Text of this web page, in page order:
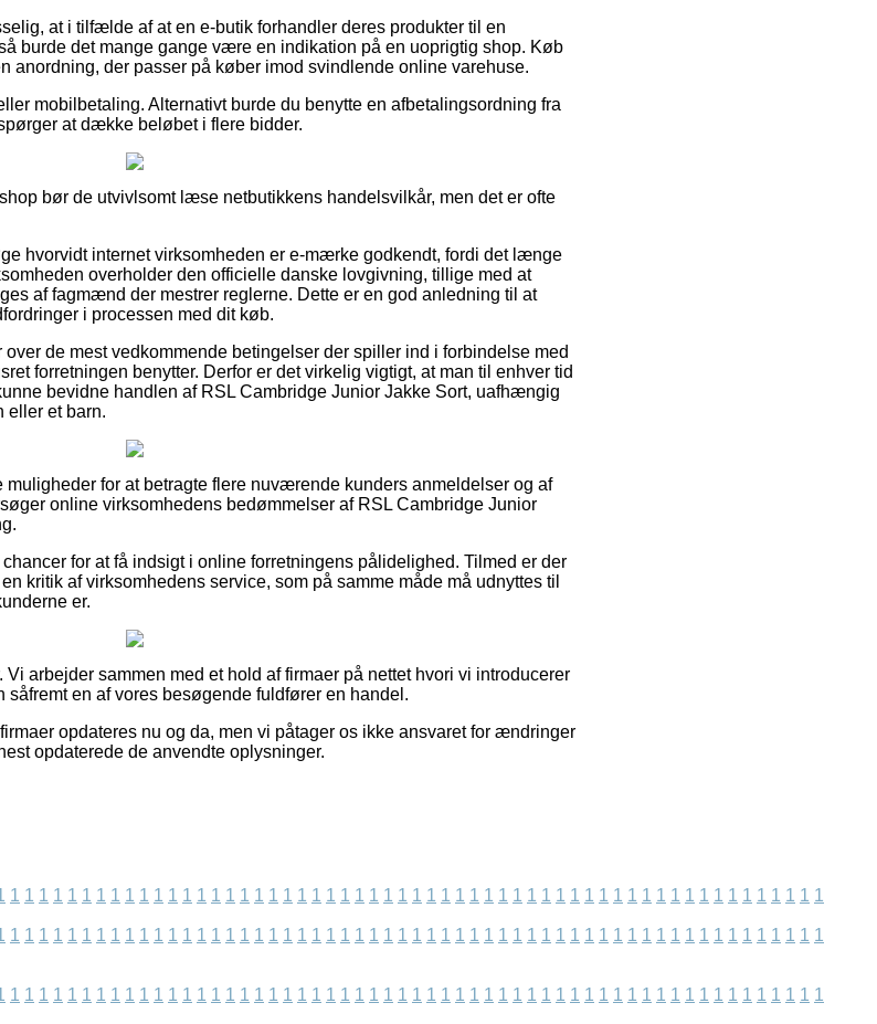
at i tilfælde af at en e-butik forhandler deres produkter til en
burde det mange gange være en indikation på en uoprigtig shop. Køb
anordning, der passer på køber imod svindlende online varehuse.
mobilbetaling. Alternativt burde du benytte en afbetalingsordning fra
at dække beløbet i flere bidder.
bør de utvivlsomt læse netbutikkens handelsvilkår, men det er ofte
hvorvidt internet virksomheden er e-mærke godkendt, fordi det længe
overholder den officielle danske lovgivning, tillige med at
af fagmænd der mestrer reglerne. Dette er en god anledning til at
i processen med dit køb.
de mest vedkommende betingelser der spiller ind i forbindelse med
forretningen benytter. Derfor er det virkelig vigtigt, at man til enhver tid
bevidne handlen af RSL Cambridge Junior Jakke Sort, uafhængig
eller et barn.
for at betragte flere nuværende kunders anmeldelser og af
online virksomhedens bedømmelser af RSL Cambridge Junior
for at få indsigt i online forretningens pålidelighed. Tilmed er der
kritik af virksomhedens service, som på samme måde må udnyttes til
er.
arbejder sammen med et hold af firmaer på nettet hvori vi introducerer
såfremt en af vores besøgende fuldfører en handel.
opdateres nu og da, men vi påtager os ikke ansvaret for ændringer
opdaterede de anvendte oplysninger.
1 1 1 1 1 1 1 1 1 1 1 1 1 1 1 1 1 1 1 1 1 1 1 1 1 1 1 1 1 1 1 1 1 1 1 1 1 1 1 1 1 1 1 1 1 1 1 1 1 1 1 1 1 1 1 1 1
1 1 1 1 1 1 1 1 1 1 1 1 1 1 1 1 1 1 1 1 1 1 1 1 1 1 1 1 1 1 1 1 1 1 1 1 1 1 1 1 1 1 1 1 1 1 1 1 1 1 1 1 1 1 1 1 1
1 1 1 1 1 1 1 1 1 1 1 1 1 1 1 1 1 1 1 1 1 1 1 1 1 1 1 1 1 1 1 1 1 1 1 1 1 1 1 1 1 1 1 1 1 1 1 1 1 1 1 1 1 1 1 1 1